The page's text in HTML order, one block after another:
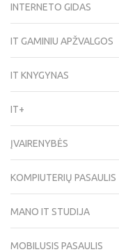
INTERNETO GIDAS
IT GAMINIU APŽVALGOS
IT KNYGYNAS
IT+
ĮVAIRENYBĖS
KOMPIUTERIŲ PASAULIS
MANO IT STUDIJA
MOBILUSIS PASAULIS